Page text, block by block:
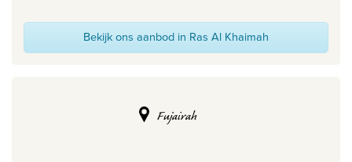
Bekijk ons aanbod in Ras Al Khaimah
Fujairah